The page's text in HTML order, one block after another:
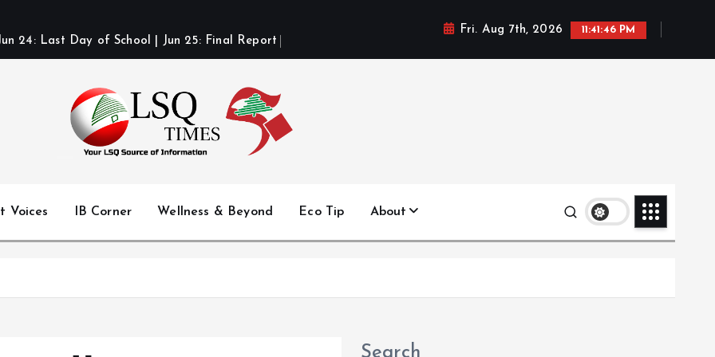
un 24 : Last Day of Sch ool Jun 25: Fin al Rep ort
Fri. Aug 7th, 2026 11:41:48 PM
Voices IB Corner Wellness & Beyond Eco Tip About
Search